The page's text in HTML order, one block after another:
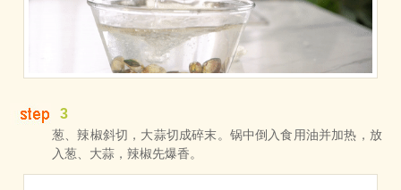
3
葱、辣椒斜切，大蒜切成碎末。锅中倒入食用油并加热，放
入葱、大蒜，辣椒先爆香。